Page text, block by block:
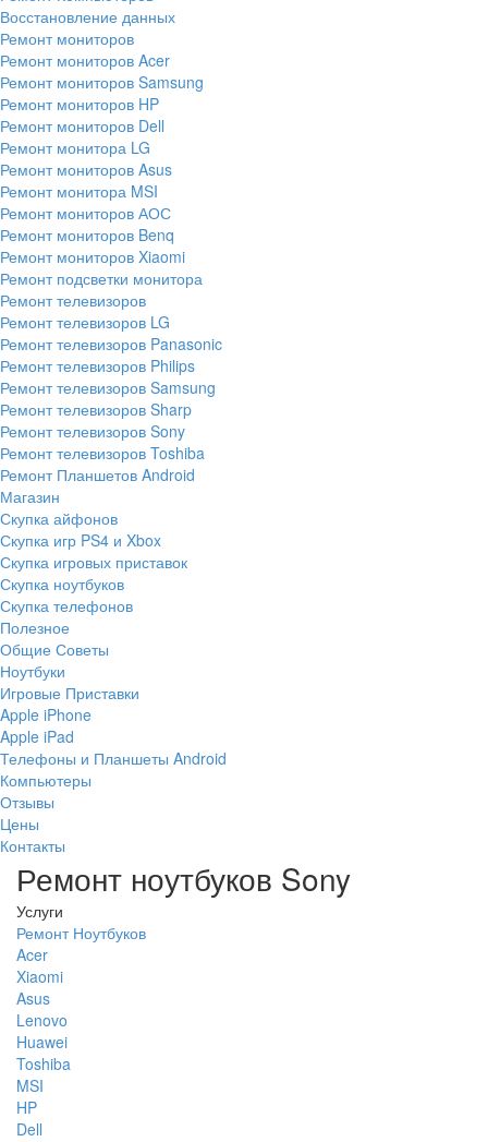
Восстановление данных
Ремонт мониторов
Ремонт мониторов Acer
Ремонт мониторов Samsung
Ремонт мониторов HP
Ремонт мониторов Dell
Ремонт монитора LG
Ремонт мониторов Asus
Ремонт монитора MSI
Ремонт мониторов АОС
Ремонт мониторов Benq
Ремонт мониторов Xiaomi
Ремонт подсветки монитора
Ремонт телевизоров
Ремонт телевизоров LG
Ремонт телевизоров Panasonic
Ремонт телевизоров Philips
Ремонт телевизоров Samsung
Ремонт телевизоров Sharp
Ремонт телевизоров Sony
Ремонт телевизоров Toshiba
Ремонт Планшетов Android
Магазин
Скупка айфонов
Скупка игр PS4 и Xbox
Скупка игровых приставок
Скупка ноутбуков
Скупка телефонов
Полезное
Общие Советы
Ноутбуки
Игровые Приставки
Apple iPhone
Apple iPad
Телефоны и Планшеты Android
Компьютеры
Отзывы
Цены
Контакты
Ремонт ноутбуков Sony
Услуги
Ремонт Ноутбуков
Acer
Xiaomi
Asus
Lenovo
Huawei
Toshiba
MSI
HP
Dell